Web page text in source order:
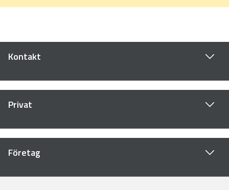
Kontakt
Privat
Företag